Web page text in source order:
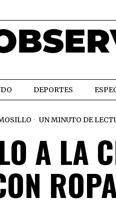
DEPORTES
UN MINUTO DE
A LA